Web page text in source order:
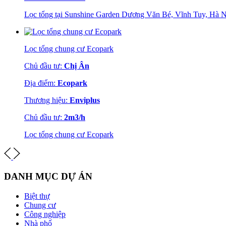
Lọc tổng tại Sunshine Garden Dương Văn Bé, Vĩnh Tuy, Hà
Lọc tổng chung cư Ecopark
Chủ đầu tư: Chị Ân
Địa điểm: Ecopark
Thương hiệu: Enviplus
Chủ đầu tư: 2m3/h
Lọc tổng chung cư Ecopark
DANH MỤC DỰ ÁN
Biệt thự
Chung cư
Công nghiệp
Nhà phố